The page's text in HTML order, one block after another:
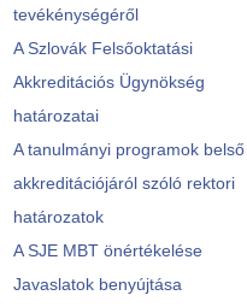
tevékénységéről
A Szlovák Felsőoktatási
Akkreditációs Ügynökség
határozatai
A tanulmányi programok belső
akkreditációjáról szóló rektori
határozatok
A SJE MBT önértékelése
Javaslatok benyújtása